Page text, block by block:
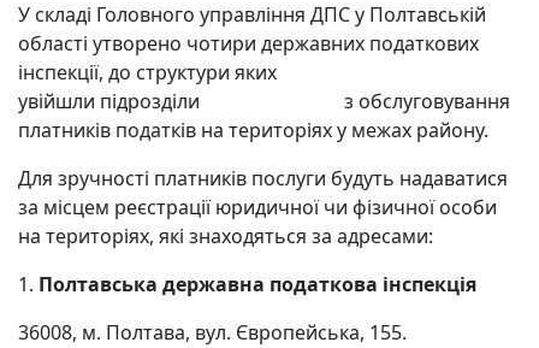
У складі Головного управління ДПС у Полтавській
області утворено чотири державних податкових
інспекції, до структури яких
увійшли підрозділи з обслуговування
платників податків на територіях у межах району.
Для зручності платників послуги будуть надаватися
за місцем реєстрації юридичної чи фізичної особи
на територіях, які знаходяться за адресами:
1. Полтавська державна податкова інспекція
36008, м. Полтава, вул. Європейська, 155.